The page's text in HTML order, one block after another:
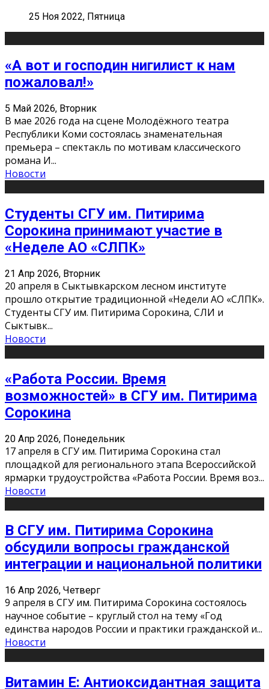
25 Ноя 2022, Пятница
«А вот и господин нигилист к нам
пожаловал!»
5 Май 2026, Вторник
В мае 2026 года на сцене Молодёжного театра
Республики Коми состоялась знаменательная
премьера – спектакль по мотивам классического
романа И...
Новости
Студенты СГУ им. Питирима
Сорокина принимают участие в
«Неделе АО «СЛПК»
21 Апр 2026, Вторник
20 апреля в Сыктывкарском лесном институте
прошло открытие традиционной «Недели АО «СЛПК».
Студенты СГУ им. Питирима Сорокина, СЛИ и
Сыктывк...
Новости
«Работа России. Время
возможностей» в СГУ им. Питирима
Сорокина
20 Апр 2026, Понедельник
17 апреля в СГУ им. Питирима Сорокина стал
площадкой для регионального этапа Всероссийской
ярмарки трудоустройства «Работа России. Время воз...
Новости
В СГУ им. Питирима Сорокина
обсудили вопросы гражданской
интеграции и национальной политики
16 Апр 2026, Четверг
9 апреля в СГУ им. Питирима Сорокина состоялось
научное событие – круглый стол на тему «Год
единства народов России и практики гражданской и...
Новости
Витамин Е: Антиоксидантная защита